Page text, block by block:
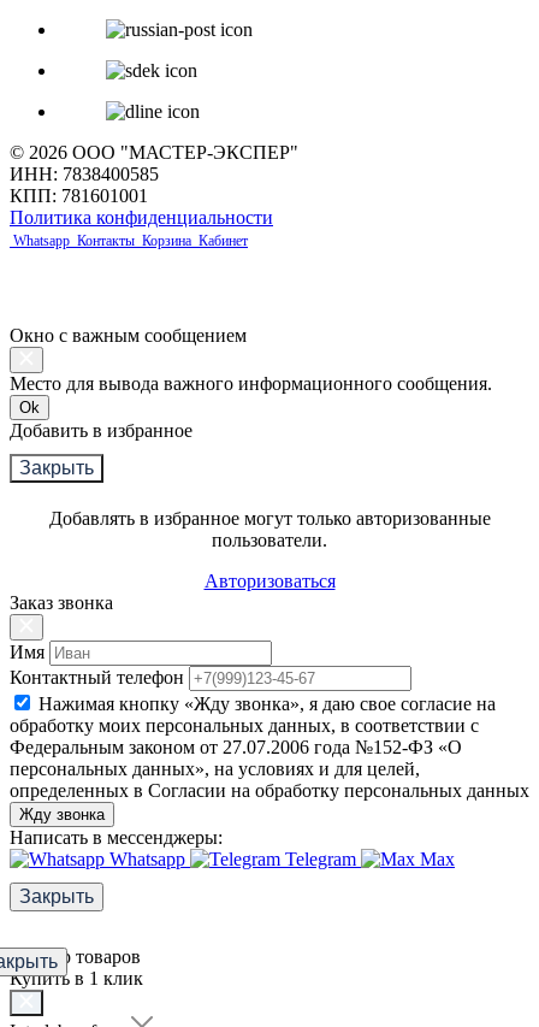
© 2026 ООО "МАСТЕР-ЭКСПЕР"
ИНН: 7838400585
КПП: 781601001
Политика конфиденциальности
Whatsapp Контакты Корзина Кабинет
Окно с важным сообщением
Место для вывода важного информационного сообщения.
Ok
Добавить в избранное
Закрыть
Добавлять в избранное могут только авторизованные
пользователи.
Авторизоваться
Заказ звонка
Имя
Контактный телефон
Нажимая кнопку «Жду звонка», я даю свое согласие на
обработку моих персональных данных, в соответствии с
Федеральным законом от 27.07.2006 года №152-ФЗ «О
персональных данных», на условиях и для целей,
определенных в Согласии на обработку персональных данных
Жду звонка
Написать в мессенджеры:
Whatsapp
Telegram
Max
Закрыть
Фильтр товаров
Купить в 1 клик